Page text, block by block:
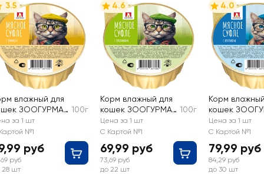
3.5
влажный для
ЗООГУРМАН
суфле с
100г
за 1 шт
№1
руб
руб
28 шт
4.6
Корм влажный для
кошек ЗООГУРМАН
Мясное суфле с
кроликом
100г
Цена за 1 шт
С Картой №1
69,99 руб
73,69 руб
до 22 шт
4.0
Корм
кошек
Мясное суфле
ягненком
Цена за 1 шт
С Картой №1
79,99 руб
84,29 руб
до 30 шт